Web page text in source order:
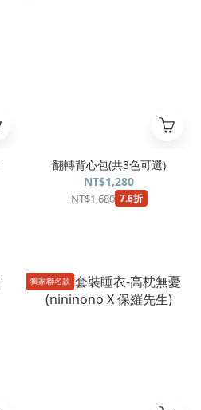
翻轉背心包(共3色可選)
NT$1,280
NT$1,680 7.6折
獨家聯名款